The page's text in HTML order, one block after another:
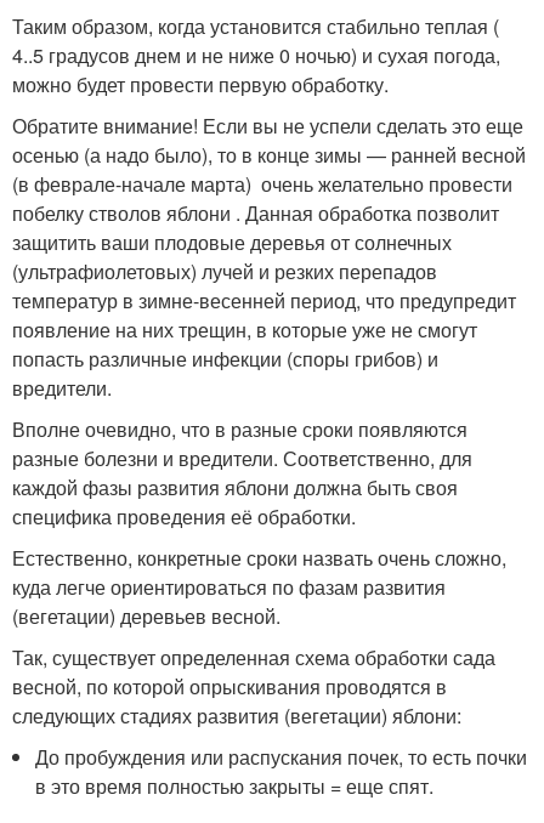
Таким образом, когда установится стабильно теплая (
4..5 градусов днем и не ниже 0 ночью) и сухая погода,
можно будет провести первую обработку.
Обратите внимание! Если вы не успели сделать это еще
осенью (а надо было), то в конце зимы — ранней весной
(в феврале-начале марта) очень желательно провести
побелку стволов яблони . Данная обработка позволит
защитить ваши плодовые деревья от солнечных
(ультрафиолетовых) лучей и резких перепадов
температур в зимне-весенней период, что предупредит
появление на них трещин, в которые уже не смогут
попасть различные инфекции (споры грибов) и
вредители.
Вполне очевидно, что в разные сроки появляются
разные болезни и вредители. Соответственно, для
каждой фазы развития яблони должна быть своя
специфика проведения её обработки.
Естественно, конкретные сроки назвать очень сложно,
куда легче ориентироваться по фазам развития
(вегетации) деревьев весной.
Так, существует определенная схема обработки сада
весной, по которой опрыскивания проводятся в
следующих стадиях развития (вегетации) яблони:
До пробуждения или распускания почек, то есть почки
в это время полностью закрыты = еще спят.